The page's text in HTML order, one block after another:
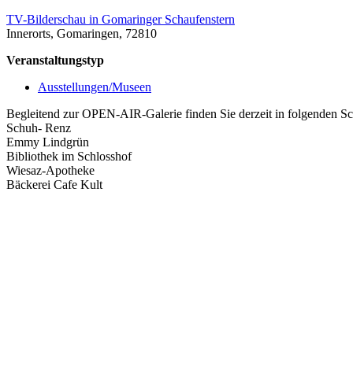
TV-Bilderschau in Gomaringer Schaufenstern
Innerorts, Gomaringen, 72810
Veranstaltungstyp
Ausstellungen/Museen
Begleitend zur OPEN-AIR-Galerie finden Sie derzeit in folgenden
Schuh- Renz
Emmy Lindgrün
Bibliothek im Schlosshof
Wiesaz-Apotheke
Bäckerei Cafe Kult